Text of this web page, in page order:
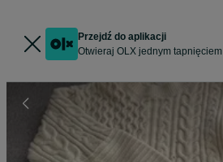
Przejdź do aplikacji
Otwieraj OLX jednym tapnięciem